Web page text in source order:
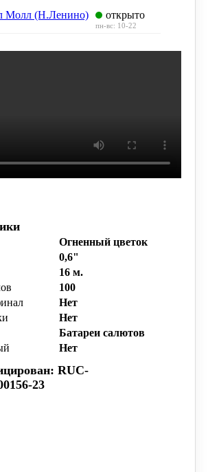
Молл (Н.Ленино) открыто
пн-вс: 10-22
Огненный цветок
0,6"
16 м.
100
Нет
Нет
Батареи салютов
Нет
RUC-
23